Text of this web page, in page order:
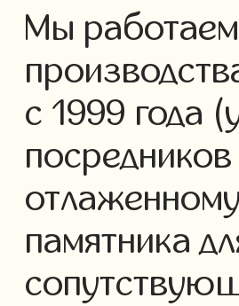
Мы
с 1999 года
памятника